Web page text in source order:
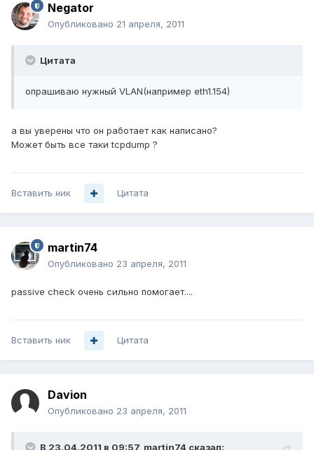
Negator
Опубликовано 21 апреля, 2011
Цитата
опрашиваю нужный VLAN(например eth1.154)
а вы уверены что он работает как написано?
Может быть все таки tcpdump ?
Вставить ник Цитата
martin74
Опубликовано 23 апреля, 2011
passive check очень сильно помогает....
Вставить ник Цитата
Davion
Опубликовано 23 апреля, 2011
В 23.04.2011 в 09:57, martin74 сказал: